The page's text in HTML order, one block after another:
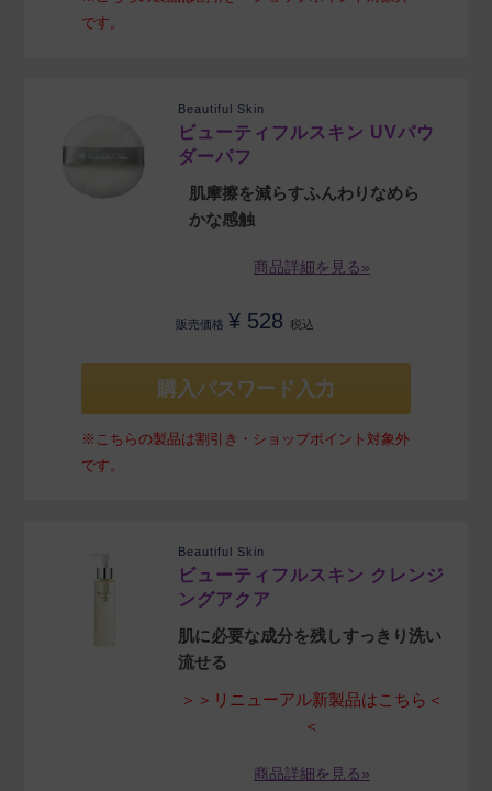
です。
Beautiful Skin
ビューティフルスキン UVパウ
ダーパフ
肌摩擦を減らすふんわりなめら
かな感触
商品詳細を見る»
販売価格 ¥ 528 税込
購入パスワード入力
※こちらの製品は割引き・ショップポイント対象外
です。
Beautiful Skin
ビューティフルスキン クレンジ
ングアクア
肌に必要な成分を残しすっきり洗い
流せる
＞＞リニューアル新製品はこちら＜
＜
商品詳細を見る»